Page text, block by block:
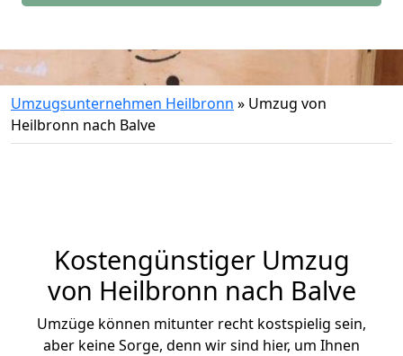
Umzugsunternehmen Heilbronn » Umzug von
Heilbronn nach Balve
Kostengünstiger Umzug
von Heilbronn nach Balve
Umzüge können mitunter recht kostspielig sein,
aber keine Sorge, denn wir sind hier, um Ihnen